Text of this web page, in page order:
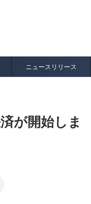
ニュースリリース
が開始しま